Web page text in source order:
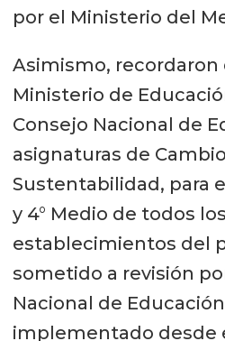
por el Ministerio del
Asimismo, recordaron
Ministerio de
Consejo Nacional de
asignaturas de
Sustentabilidad, para
y 4° Medio de todos los
establecimientos del
sometido a revisión
Nacional de
implementado desde